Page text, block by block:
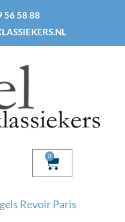
56 58 88
0
Revoir Paris